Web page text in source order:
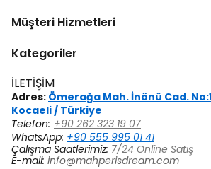
Müşteri Hizmetleri
Kategoriler
İLETİŞİM
Adres: Ömerağa Mah. İnönü Cad.
Kocaeli / Türkiye
Telefon: +90 262 323 19 07
WhatsApp: +90 555 995 01 41
Çalışma Saatlerimiz: 7/24 Online Satış
E-mail: info@mahperisdream.com